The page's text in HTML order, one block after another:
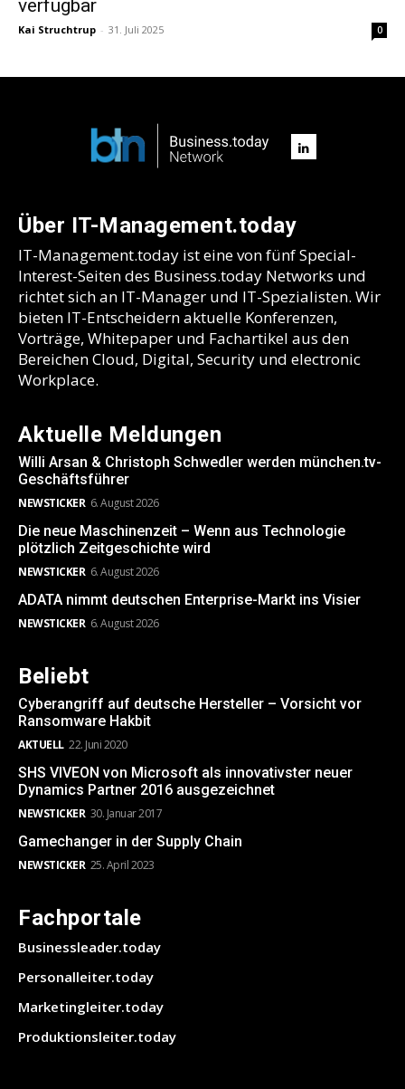
verfügbar
Kai Struchtrup - 31. Juli 2025 0
Über IT-Management.today
IT-Management.today ist eine von fünf Special-
Interest-Seiten des Business.today Networks und
richtet sich an IT-Manager und IT-Spezialisten. Wir
bieten IT-Entscheidern aktuelle Konferenzen,
Vorträge, Whitepaper und Fachartikel aus den
Bereichen Cloud, Digital, Security und electronic
Workplace.
Aktuelle Meldungen
Willi Arsan & Christoph Schwedler werden münchen.tv-
Geschäftsführer
NEWSTICKER 6. August 2026
Die neue Maschinenzeit – Wenn aus Technologie
plötzlich Zeitgeschichte wird
NEWSTICKER 6. August 2026
ADATA nimmt deutschen Enterprise-Markt ins Visier
NEWSTICKER 6. August 2026
Beliebt
Cyberangriff auf deutsche Hersteller – Vorsicht vor
Ransomware Hakbit
AKTUELL 22. Juni 2020
SHS VIVEON von Microsoft als innovativster neuer
Dynamics Partner 2016 ausgezeichnet
NEWSTICKER 30. Januar 2017
Gamechanger in der Supply Chain
NEWSTICKER 25. April 2023
Fachportale
Businessleader.today
Personalleiter.today
Marketingleiter.today
Produktionsleiter.today